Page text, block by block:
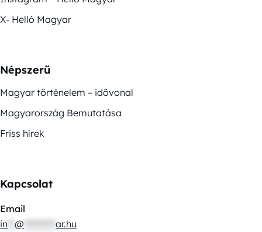
X- Helló Magyar
Népszerű
Magyar történelem – idővonal
Magyarország Bemutatása
Friss hírek
Kapcsolat
Email
in @ ar.hu